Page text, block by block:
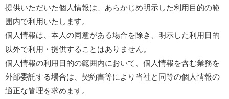
提供いただいた個人情報は、あらかじめ明示した利用目的の範
囲内で利用いたします。
個人情報は、本人の同意がある場合を除き、明示した利用目的
以外で利用・提供することはありません。
個人情報の利用目的の範囲内において、個人情報を含む業務を
外部委託する場合は、契約書等により当社と同等の個人情報の
適正な管理を求めます。